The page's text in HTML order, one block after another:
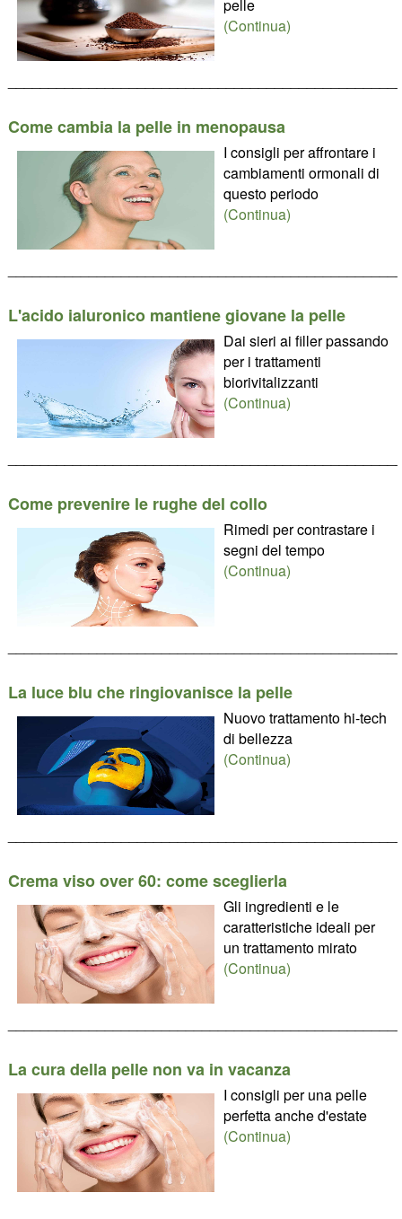
pelle
(Continua)
Come cambia la pelle in menopausa
I consigli per affrontare i
cambiamenti ormonali di
questo periodo
(Continua)
L'acido ialuronico mantiene giovane la pelle
Dai sieri ai filler passando
per i trattamenti
biorivitalizzanti
(Continua)
Come prevenire le rughe del collo
Rimedi per contrastare i
segni del tempo
(Continua)
La luce blu che ringiovanisce la pelle
Nuovo trattamento hi-tech
di bellezza
(Continua)
Crema viso over 60: come sceglierla
Gli ingredienti e le
caratteristiche ideali per
un trattamento mirato
(Continua)
La cura della pelle non va in vacanza
I consigli per una pelle
perfetta anche d'estate
(Continua)